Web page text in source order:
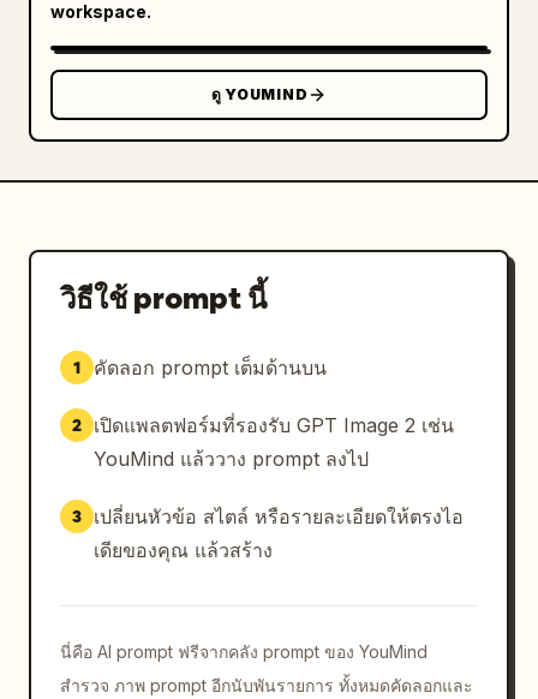
workspace.
ดู YOUMIND
วิธีใช้ prompt นี้
1 คัดลอก prompt เต็มด้านบน
2
เปิดแพลตฟอร์มที่รองรับ GPT Image 2 เช่น
YouMind แล้ววาง prompt ลงไป
3
เปลี่ยนหัวข้อ สไตล์ หรือรายละเอียดให้ตรงไอ
เดียของคุณ แล้วสร้าง
นี่คือ AI prompt ฟรีจากคลัง prompt ของ YouMind
สำรวจ ภาพ prompt อีกนับพันรายการ ทั้งหมดคัดลอกและ